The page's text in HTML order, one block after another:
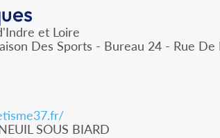
et Loire
Des Sports - Bureau 24 - Rue De
SOUS BIARD